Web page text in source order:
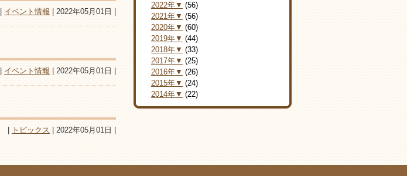
イベント情報 | 2022年05月01日 |
イベント情報 | 2022年05月01日 |
トピックス | 2022年05月01日 |
2022年▼ (56)
2021年▼ (56)
2020年▼ (60)
2019年▼ (44)
2018年▼ (33)
2017年▼ (25)
2016年▼ (26)
2015年▼ (24)
2014年▼ (22)